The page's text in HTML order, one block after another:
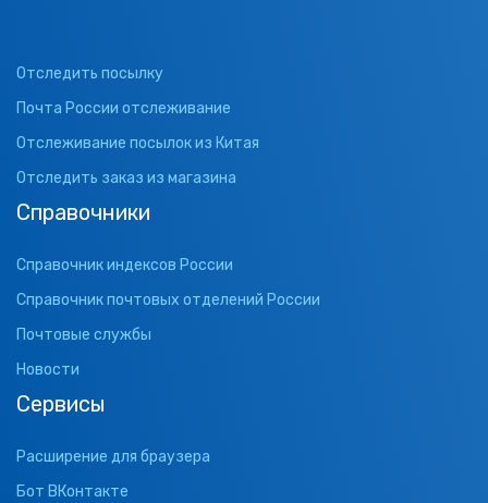
Отследить посылку
Почта России отслеживание
Отслеживание посылок из Китая
Отследить заказ из магазина
Справочники
Справочник индексов России
Справочник почтовых отделений России
Почтовые службы
Новости
Сервисы
Расширение для браузера
Бот ВКонтакте